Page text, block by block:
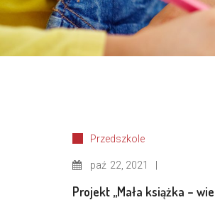
Przedszkole
paź 22, 2021
Projekt ,,Mała książka –